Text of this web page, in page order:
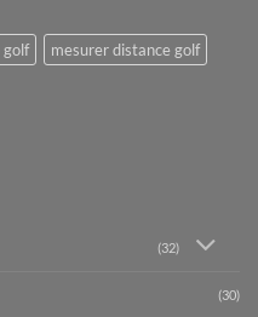
golf
mesurer distance golf
(32)
(30)